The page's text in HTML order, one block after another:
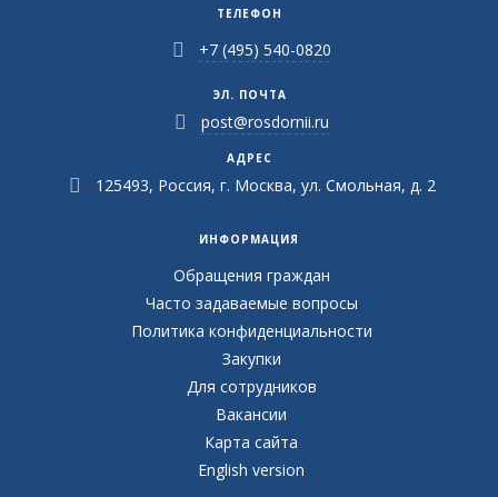
ТЕЛЕФОН
+7 (495) 540-0820
ЭЛ. ПОЧТА
post@rosdornii.ru
АДРЕС
125493, Россия, г. Москва, ул. Смольная, д. 2
ИНФОРМАЦИЯ
Обращения граждан
Часто задаваемые вопросы
Политика конфиденциальности
Закупки
Для сотрудников
Вакансии
Карта сайта
English version